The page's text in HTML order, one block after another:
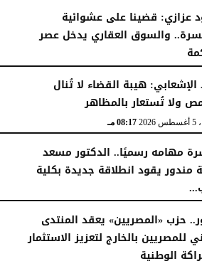
عزازي: قضينا على عشوائية
والسوق العقاري يدخل عصر
هيبة القضاء لا تُنال
ولا تُستعار بالمظاهر
08:17 مـ
مهامه رسميًا.. الدكتور مسعد
مندور يقود انطلاقة جديدة بكلية
حزب «المصريين» يعقد المنتدى
للمصريين بالخارج لتعزيز الاستثمار
الوطنية